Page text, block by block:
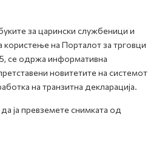
за царински службеници и
на Порталот за трговци
се одржа информативна
новитетите на системот
на транзитна декларација.
ја превземете снимката од